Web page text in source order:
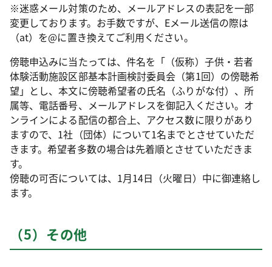
※迷惑メール対策のため、メールアドレスの表記を一部
変更しております。お手数ですが、Eメール送信の際は
（at）を@に置き換えてご利用ください。
傍聴申込みに当たっては、件名を「（仮称）子供・若者
体験活動施設区部基本計画検討委員会（第1回）の傍聴希
望」とし、本文に傍聴希望者の氏名（ふりがな付）、所
属等、電話番号、メールアドレスを御記入ください。オ
ンラインによる配信の都合上、アクセス数に限りがあり
ますので、1社（団体）について1名までとさせていただ
きます。希望者多数の場合は先着順とさせていただきま
す。
傍聴の可否については、1月14日（火曜日）中に御連絡し
ます。
（5）その他